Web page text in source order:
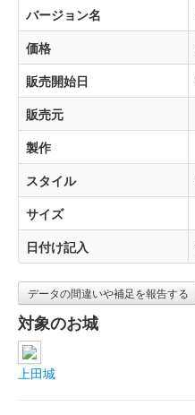
バージョン名
価格
販売開始日
販売元
製作
スタイル
サイズ
日付け記入
データの間違いや補足を報告する
対象のお城
上田城